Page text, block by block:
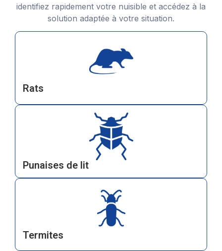
identifiez rapidement votre nuisible et accédez à la
solution adaptée à votre situation.
Rats
Punaises de lit
Termites